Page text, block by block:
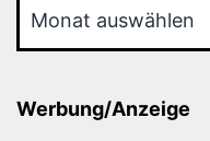
Werbung/Anzeige